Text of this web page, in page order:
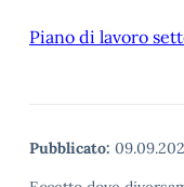
Piano di lavoro
Pubblicato: